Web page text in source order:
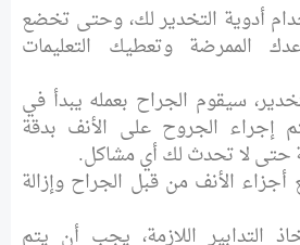
أدوية التخدير لك، وحتى تخضع
الممرضة وتعطيك التعليمات
سيقوم الجراح بعمله يبدأ في
الجروح على الأنف بدقة
لا تحدث لك أي مشاكل.
الأنف من قبل الجراح وإزالة
التدابير اللازمة، يجب أن يتم